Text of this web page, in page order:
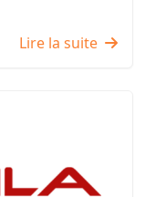
Lire la suite